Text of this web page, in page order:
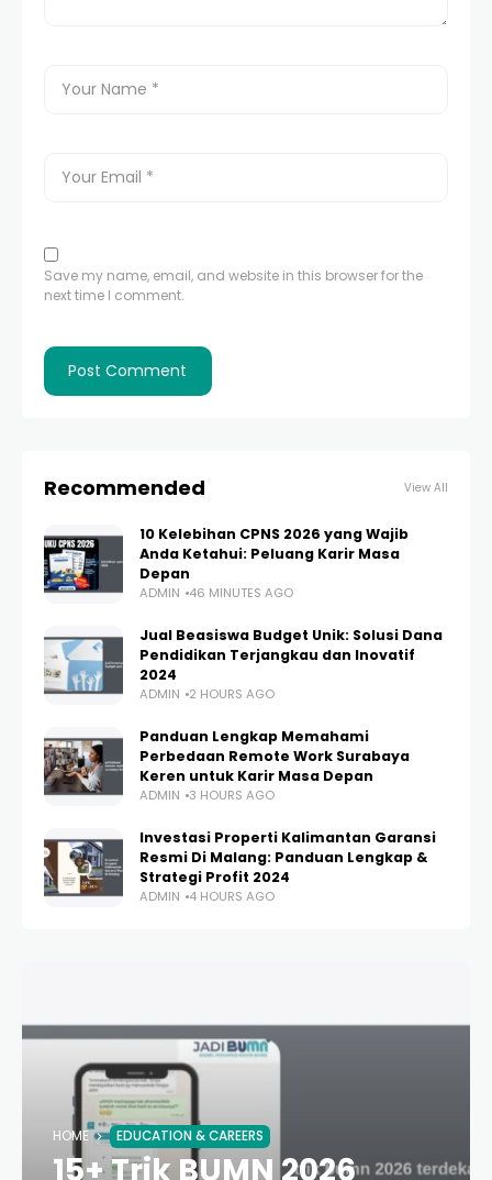
Save my name, email, and website in this browser for the
next time I comment.
Recommended View All
10 Kelebihan CPNS 2026 yang Wajib
Anda Ketahui: Peluang Karir Masa
Depan
ADMIN 46 MINUTES AGO
Jual Beasiswa Budget Unik: Solusi Dana
Pendidikan Terjangkau dan Inovatif
2024
ADMIN 2 HOURS AGO
Panduan Lengkap Memahami
Perbedaan Remote Work Surabaya
Keren untuk Karir Masa Depan
ADMIN 3 HOURS AGO
Investasi Properti Kalimantan Garansi
Resmi Di Malang: Panduan Lengkap &
Strategi Profit 2024
ADMIN 4 HOURS AGO
HOME EDUCATION & CAREERS
15+ Trik BUMN 2026